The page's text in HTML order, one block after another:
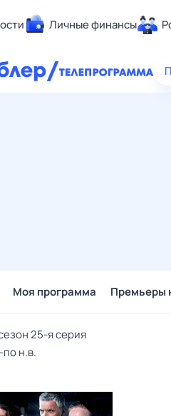
Личные финансы
Моя программа Премьеры
25-я серия
по н.в.